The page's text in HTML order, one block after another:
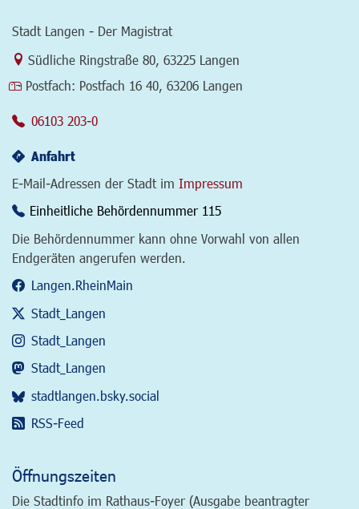
Stadt Langen - Der Magistrat
Link zur Google-Maps Navigation
Südliche Ringstraße 80 63225 Langen
Postfach: Postfach 16 40, 63206 Langen
06103 203-0
Anfahrt
E-Mail-Adressen der Stadt im Impressum
Einheitliche Behördennummer 115
Die Behördennummer kann ohne Vorwahl von allen
Endgeräten angerufen werden.
Langen.RheinMain
Stadt_Langen
Stadt_Langen
Stadt_Langen
stadtlangen.bsky.social
RSS-Feed
Öffnungszeiten
Die Stadtinfo im Rathaus-Foyer (Ausgabe beantragter